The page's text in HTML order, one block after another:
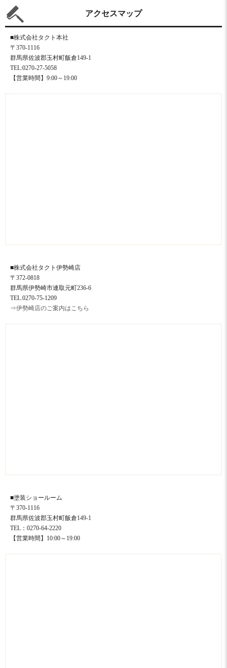
アクセスマップ
■株式会社タクト本社
〒370-1116
群馬県佐波郡玉村町飯倉149-1
TEL:0270-27-5058
【営業時間】9:00～19:00
■株式会社タクト伊勢崎店
〒372-0818
群馬県伊勢崎市連取元町236-6
TEL.0270-75-1209
⇒伊勢崎店のご案内はこちら
■塗装ショールーム
〒370-1116
群馬県佐波郡玉村町飯倉149-1
TEL：0270-64-2220
【営業時間】10:00～19:00